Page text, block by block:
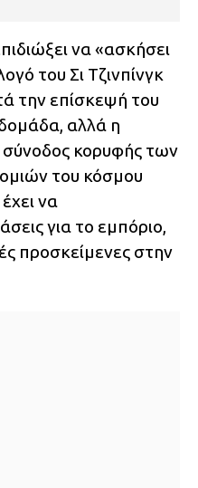
να «ασκήσει
του Σι Τζινπίνγκ
την επίσκεψή του
αλλά η
κορυφής των
του κόσμου
να
για το εμπόριο,
προσκείμενες στην